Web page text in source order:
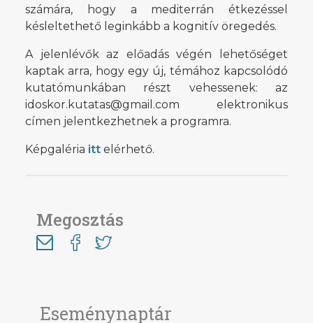
Eseménynaptár
számára, hogy a mediterrán étkezéssel
késleltethető leginkább a kognitív öregedés.
A jelenlévők az előadás végén lehetőséget
kaptak arra, hogy egy új, témához kapcsolódó
kutatómunkában részt vehessenek: az
idoskor.kutatas@gmail.com elektronikus
címen jelentkezhetnek a programra.
Képgaléria itt elérhető.
Megosztás